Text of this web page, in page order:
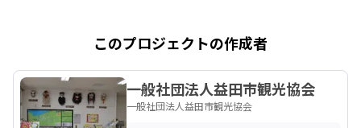
このプロジェクトの作成者
一般社団法人益田市観光協会
一般社団法人益田市観光協会